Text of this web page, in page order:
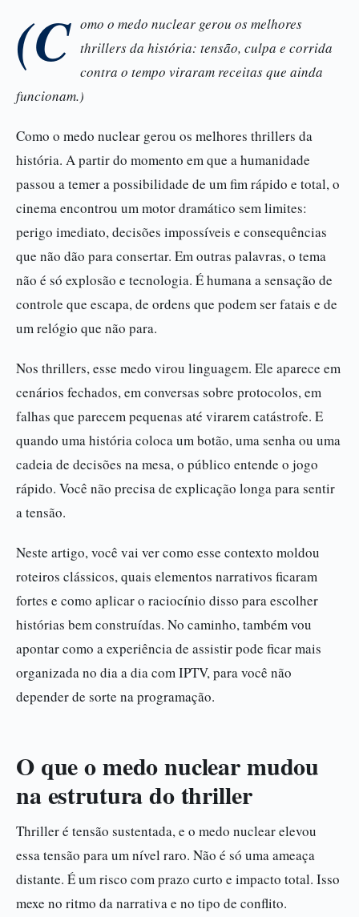
(C omo o medo nuclear gerou os melhores
thrillers da história: tensão, culpa e corrida
contra o tempo viraram receitas que ainda
funcionam.)
Como o medo nuclear gerou os melhores thrillers da
história. A partir do momento em que a humanidade
passou a temer a possibilidade de um fim rápido e total, o
cinema encontrou um motor dramático sem limites:
perigo imediato, decisões impossíveis e consequências
que não dão para consertar. Em outras palavras, o tema
não é só explosão e tecnologia. É humana a sensação de
controle que escapa, de ordens que podem ser fatais e de
um relógio que não para.
Nos thrillers, esse medo virou linguagem. Ele aparece em
cenários fechados, em conversas sobre protocolos, em
falhas que parecem pequenas até virarem catástrofe. E
quando uma história coloca um botão, uma senha ou uma
cadeia de decisões na mesa, o público entende o jogo
rápido. Você não precisa de explicação longa para sentir
a tensão.
Neste artigo, você vai ver como esse contexto moldou
roteiros clássicos, quais elementos narrativos ficaram
fortes e como aplicar o raciocínio disso para escolher
histórias bem construídas. No caminho, também vou
apontar como a experiência de assistir pode ficar mais
organizada no dia a dia com IPTV, para você não
depender de sorte na programação.
O que o medo nuclear mudou
na estrutura do thriller
Thriller é tensão sustentada, e o medo nuclear elevou
essa tensão para um nível raro. Não é só uma ameaça
distante. É um risco com prazo curto e impacto total. Isso
mexe no ritmo da narrativa e no tipo de conflito.